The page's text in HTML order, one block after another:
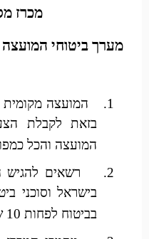
מכרז מס' 22/
מערך ביטוחי
1.
המועצה
בזאת לקבלת
המועצה והכל
2.
רשאים להגיש
בישראל וסוכני
בביטוח לפחות 10 שנים.